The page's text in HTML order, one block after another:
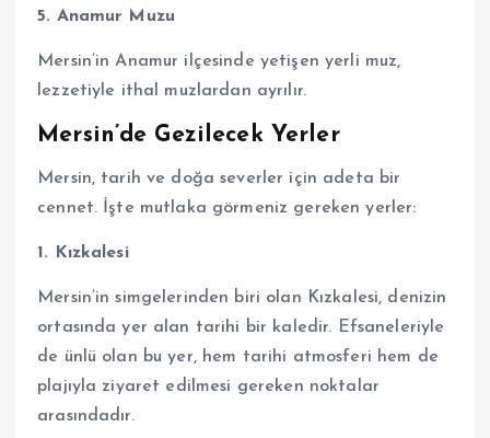
5. Anamur Muzu
Mersin’in Anamur ilçesinde yetişen yerli muz,
lezzetiyle ithal muzlardan ayrılır.
Mersin’de Gezilecek Yerler
Mersin, tarih ve doğa severler için adeta bir
cennet. İşte mutlaka görmeniz gereken yerler:
1. Kızkalesi
Mersin’in simgelerinden biri olan Kızkalesi, denizin
ortasında yer alan tarihi bir kaledir. Efsaneleriyle
de ünlü olan bu yer, hem tarihi atmosferi hem de
plajıyla ziyaret edilmesi gereken noktalar
arasındadır.